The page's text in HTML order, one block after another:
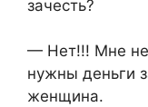
зачесть?
— Нет!!! Мне
нужны деньги
женщина.